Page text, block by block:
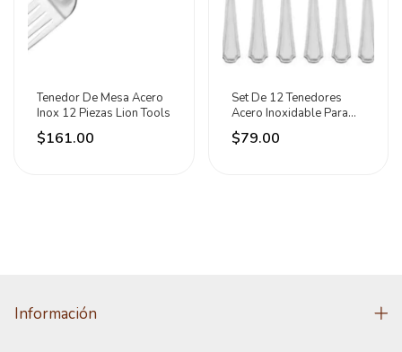
Tenedor De Mesa Acero
Inox 12 Piezas Lion Tools
$161.00
Set De 12 Tenedores
Acero Inoxidable Para
Restaurante Lion
$79.00
Información